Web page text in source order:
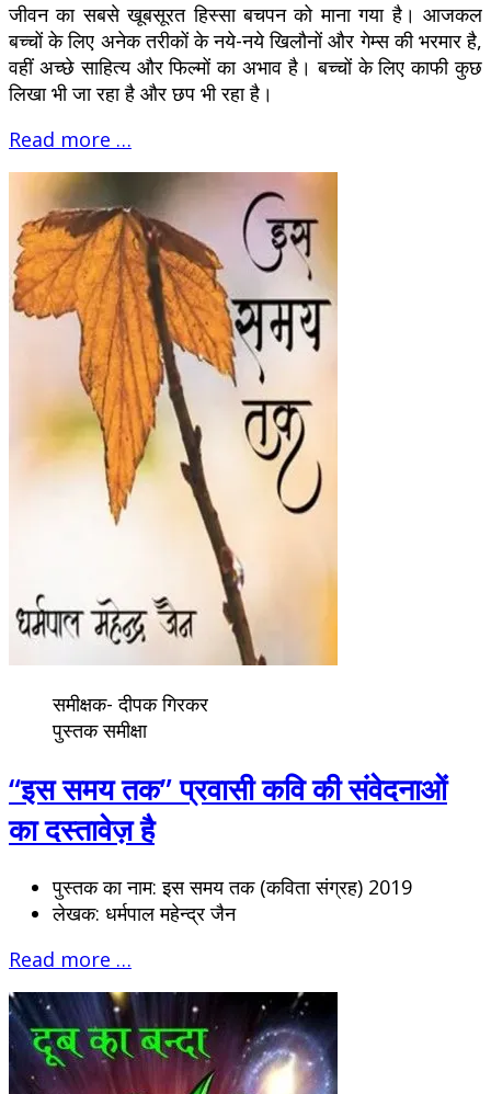
जीवन का सबसे खूबसूरत हिस्सा बचपन को माना गया है। आजकल
बच्चों के लिए अनेक तरीकों के नये-नये खिलौनों और गेम्स की भरमार है,
वहीं अच्छे साहित्य और फिल्मों का अभाव है। बच्चों के लिए काफी कुछ
लिखा भी जा रहा है और छप भी रहा है।
Read more …
समीक्षक- दीपक गिरकर
पुस्तक समीक्षा
“इस समय तक” प्रवासी कवि की संवेदनाओं
का दस्तावेज़ है
पुस्तक का नाम:इस समय तक (कविता संग्रह) 2019
लेखक: धर्मपाल महेन्द्र जैन
Read more …